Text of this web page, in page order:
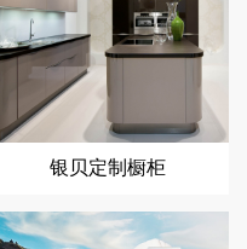
银贝定制橱柜